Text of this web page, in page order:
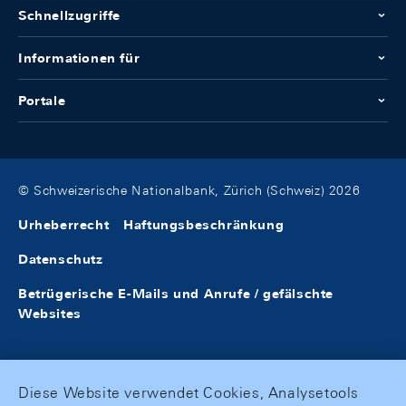
Schnellzugriffe
Informationen für
Portale
© Schweizerische Nationalbank, Zürich (Schweiz) 2026
Urheberrecht Haftungsbeschränkung
Datenschutz
Betrügerische E-Mails und Anrufe / gefälschte
Websites
Diese Website verwendet Cookies, Analysetools